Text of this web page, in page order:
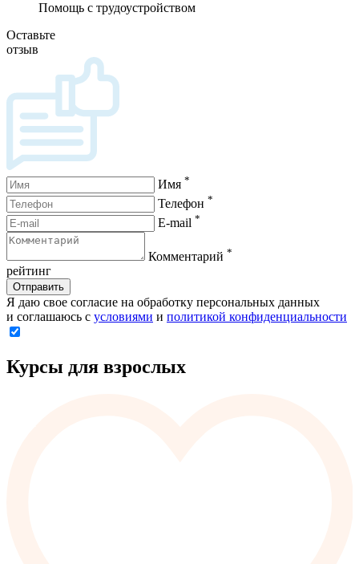
Помощь с трудоустройством
Оставьте
отзыв
Имя *
Телефон *
E-mail *
Комментарий *
рейтинг
Отправить
Я даю свое согласие на обработку персональных данных
и соглашаюсь с условиями и политикой конфиденциальности
Курсы для взрослых